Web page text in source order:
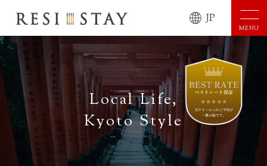
JP
MENU
Local Life,
Kyoto Style